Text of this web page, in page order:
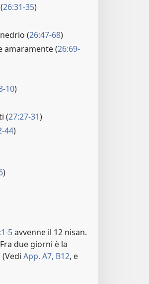
26:31-35)
(26:47-68)
amaramente (26:69-
10)
(27:27-31)
44)
)
5avvenne il 12 nisan.
due giorni è la
(Vedi App. A7, B12, e